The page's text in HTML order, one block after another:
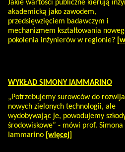
Jakie wartości publiczne kierują
akademicką jako zawodem,
przedsięwzięciem badawczym i
mechanizmem kształtowania
pokolenia inżynierów w regionie?
WYKŁAD SIMONY IAMMARINO
„Potrzebujemy surowców do
nowych zielonych technologii, ale
wydobywając je, powodujemy
środowiskowe” - mówi prof. Simona
Iammarino [więcej]